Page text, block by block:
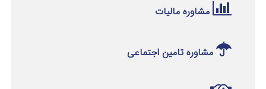
مشاوره مالیات
مشاوره تامین اجتماعی